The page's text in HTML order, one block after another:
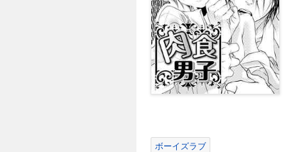
ボーイズラブ